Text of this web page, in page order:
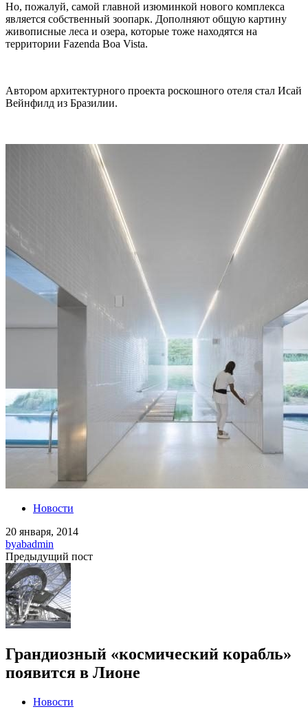
Но, пожалуй, самой главной изюминкой нового комплекса
является собственный зоопарк. Дополняют общую картину
живописные леса и озера, которые тоже находятся на
территории Fazenda Boa Vista.
Автором архитектурного проекта роскошного отеля стал Исай
Вейнфилд из Бразилии.
Новости
20 января, 2014
byabadmin
Предыдущий пост
Грандиозный «космический корабль»
появится в Лионе
Новости